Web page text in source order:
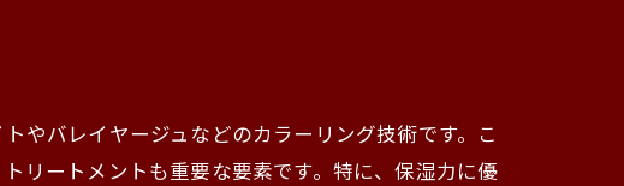
やバレイヤージュなどのカラーリング技術です。こ
リートメントも重要な要素です。特に、保湿力に優